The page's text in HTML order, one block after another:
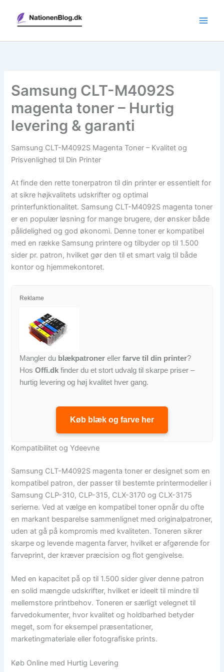
indholdet
Samsung CLT-M4092S
magenta toner – Hurtig
levering & garanti
Samsung CLT-M4092S Magenta Toner – Kvalitet og
Prisvenlighed til Din Printer
At finde den rette tonerpatron til din printer er essentielt for
at sikre højkvalitets udskrifter og optimal
printerfunktionalitet. Samsung CLT-M4092S magenta toner
er en populær løsning for mange brugere, der ønsker både
pålidelighed og god økonomi. Denne toner er kompatibel
med en række Samsung printere og tilbyder op til 1.500
sider pr. patron, hvilket gør den til et smart valg til både
kontor og hjemmekontoret.
Reklame
Mangler du blækpatroner ellerfarve til din printer?
HosOffi.dk finder du et stort udvalg til skarpe priser –
hurtig levering og høj kvalitet hver gang.
Køb blæk og farve her
Kompatibilitet og Ydeevne
Samsung CLT-M4092S magenta toner er designet som en
kompatibel patron, der passer til bestemte printermodeller i
Samsung CLP-310, CLP-315, CLX-3170 og CLX-3175
serierne. Ved at vælge en kompatibel toner opnår du ofte
en markant besparelse sammenlignet med originalpatroner,
uden at gå på kompromis med kvaliteten. Toneren sikrer
skarpe og levende magenta farver, hvilket er afgørende for
farveprint, der kræver præcision og flot gengivelse.
Med en kapacitet på op til 1.500 sider giver denne patron
en solid mængde udskrifter, hvilket er ideelt til mindre til
mellemstore printbehov. Toneren er særligt velegnet til
farvedokumenter, hvor kvalitet og holdbarhed betyder
meget, som for eksempel præsentationer,
marketingmateriale eller fotografiske prints.
Køb Online med Hurtig Levering